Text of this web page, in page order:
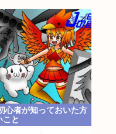
心者が知っておいた方
こと